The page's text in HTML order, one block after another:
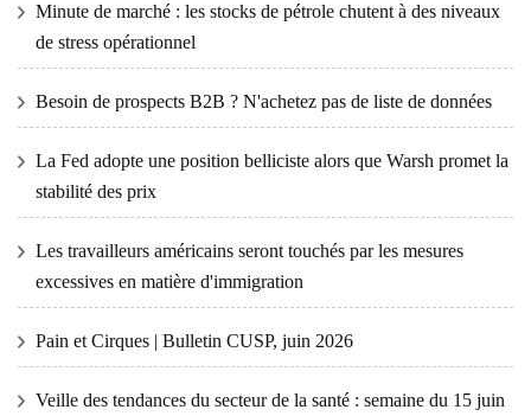
Minute de marché : les stocks de pétrole chutent à des niveaux
de stress opérationnel
Besoin de prospects B2B ? N'achetez pas de liste de données
La Fed adopte une position belliciste alors que Warsh promet la
stabilité des prix
Les travailleurs américains seront touchés par les mesures
excessives en matière d'immigration
Pain et Cirques | Bulletin CUSP, juin 2026
Veille des tendances du secteur de la santé : semaine du 15 juin